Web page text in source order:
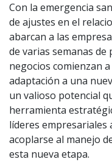
Con la emergencia
de ajustes en el
abarcan a las
de varias semanas de
negocios comienzan
adaptación a una
un valioso potencial
herramienta
líderes empresariales
acoplarse al manejo
esta nueva etapa.